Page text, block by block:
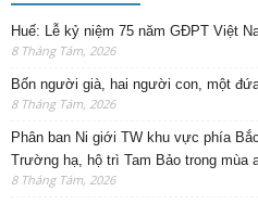
Huế: Lễ kỷ niệm 75 năm GĐPT Việt
8 Tháng Tám, 2026
Bốn người già, hai người con, một
8 Tháng Tám, 2026
Phân ban Ni giới TW khu vực phía
Trường hạ, hộ trì Tam Bảo trong mùa
8 Tháng Tám, 2026